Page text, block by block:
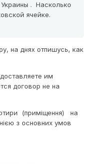
. Насколько
ячейке.
на днях отпишусь, как
им
договор не на
(приміщення) на
з основних умов